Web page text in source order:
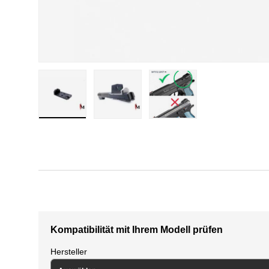
Kompatibilität mit Ihrem Modell prüfen
Hersteller